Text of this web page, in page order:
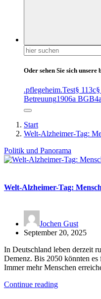
Suchen
nach:
Oder sehen Sie sich
.pflegeheim.Test§ 113c
Betreuung1906a BGB
Start
Welt-Alzheimer-Tag:
Politik und Panorama
Welt-Alzheimer-Tag:
Jochen Gust
September 20, 2025
In Deutschland leben derzeit
Demenz. Bis 2050 könnten
Immer mehr Menschen
Continue reading